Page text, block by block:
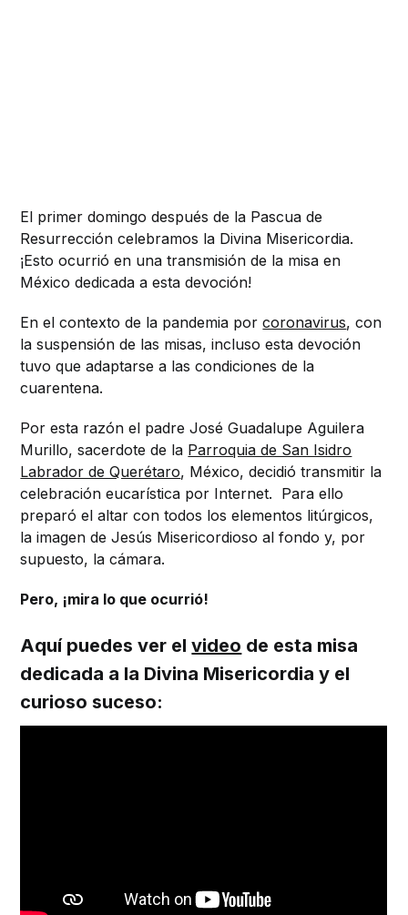
El primer domingo después de la Pascua de
Resurrección celebramos la Divina Misericordia.
¡Esto ocurrió en una transmisión de la misa en
México dedicada a esta devoción!
En el contexto de la pandemia porcoronavirus, con
la suspensión de las misas, incluso esta devoción
tuvo que adaptarse a las condiciones de la
cuarentena.
Por esta razón el padre José Guadalupe Aguilera
Murillo, sacerdote de la Parroquia de San Isidro
Labrador de Querétaro, México, decidió transmitir la
celebración eucarística por Internet. Para ello
preparó el altar con todos los elementos litúrgicos,
la imagen de Jesús Misericordioso al fondo y, por
supuesto, la cámara.
Pero, ¡mira lo que ocurrió!
Aquí puedes ver elvideo de esta misa
dedicada a la Divina Misericordia y el
curioso suceso: